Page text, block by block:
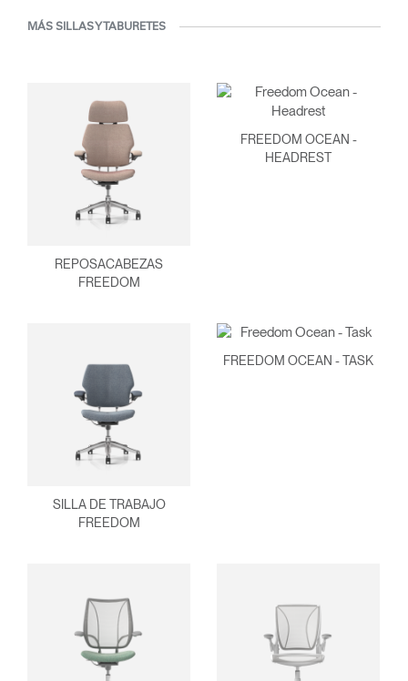
¿Ha olvidado su
contraseña?
América Latina
Select
ENTRAR
MÁS SILLAS Y TABURETES
REPOSACABEZAS
FREEDOM
FREEDOM OCEAN -
HEADREST
SILLA DE TRABAJO
FREEDOM
FREEDOM OCEAN - TASK